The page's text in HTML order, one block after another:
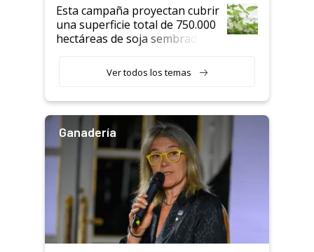
Esta campaña proyectan cubrir
una superficie total de 750.000
hectáreas de soja sembradas
variedades que marcan un
salto tecnológico en genética y
Ver todos los temas
Ganadería